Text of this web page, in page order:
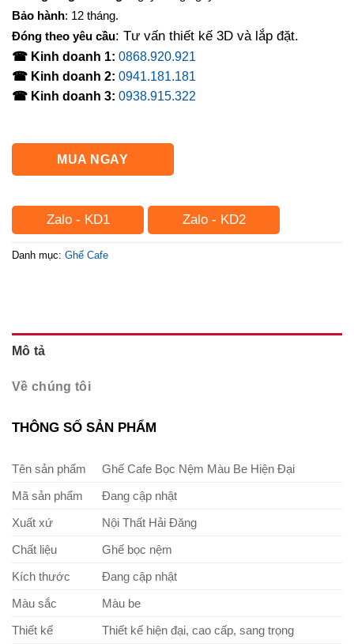
Bảo hành: 12 tháng.
Đóng theo yêu cầu: Tư vấn thiết kế 3D và lắp đặt.
☎ Kinh doanh 1: 0868.920.921
☎ Kinh doanh 2: 0941.181.181
☎ Kinh doanh 3: 0938.915.322
MUA NGAY
Zalo - KD1 Zalo - KD2
Danh mục: Ghế Cafe
Mô tả
Về chúng tôi
THÔNG SỐ SẢN PHẨM
Tên sản phẩm
Ghế Cafe Bọc Nệm Màu Be Hiện Đại
Mã sản phẩm
Đang cập nhật
Xuất xứ
Nội Thất Hải Đăng
Chất liệu
Ghế bọc nệm
Kích thước
Đang cập nhật
Màu sắc
Màu be
Thiết kế
Thiết kế hiện đại, cao cấp, sang trọng